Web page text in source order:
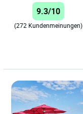
9.3/10
(272 Kundenmeinungen)